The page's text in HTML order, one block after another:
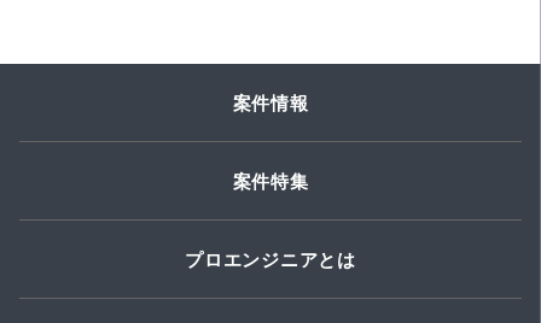
案件情報
案件特集
プロエンジニアとは